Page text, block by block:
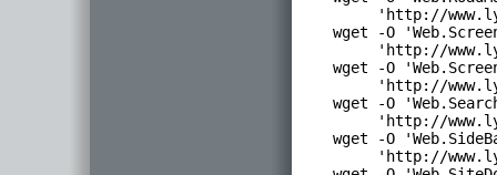
'http://
wget -O
'http://
wget -O
'http://
wget -O
'http://
wget -O
'http://